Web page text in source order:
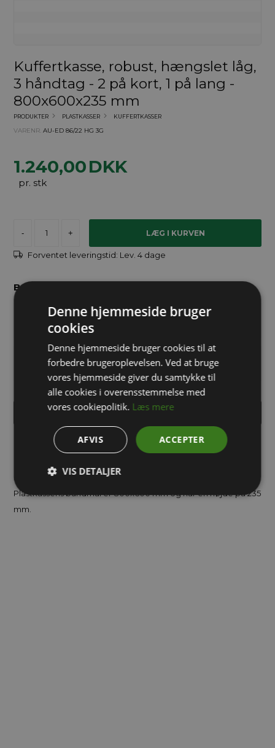
Kuffertkasse, robust, hængslet låg,
3 håndtag - 2 på kort, 1 på lang -
800x600x235 mm
PRODUKTER PLASTKASSER KUFFERTKASSER
VARENR.AU-ED 86/22 HG 3G
1.240,00DKK
pr. stk
- +
Forventet leveringstid: Lev. 4 dage
Brug for hjælp?
info@packway.dk
71 99 02 95
INDHENT TILBUD PÅ STORKØB
Robust og slagfast kuffertkasse i PP plast. Låget er hængslet
Ergonomisk håndtag er monteret på kassens front.
Plastkassens bundmål er 800x600 mm og har en højde på 235
mm.
Denne hjemmeside bruger
cookies
Denne hjemmeside bruger cookies til at
forbedre brugeroplevelsen. Ved at bruge
vores hjemmeside giver du samtykke til
alle cookies i overensstemmelse med
vores cookiepolitik. Læs mere
ACCEPTER
AFVIS
VIS DETALJER